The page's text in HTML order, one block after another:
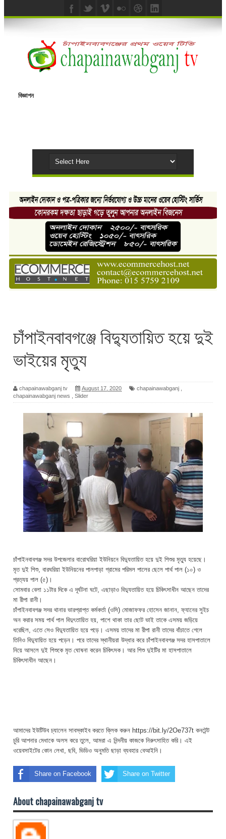
বিজ্ঞাপন
চাঁপাইনবাবগঞ্জে বিদ্যুতায়িত হয়ে দুই
ভাইয়ের মৃত্যু
chapainawabganj tv August 17, 2020 chapainawabganj
chapainawabganj news
Slider
চাঁপাইনবাবগঞ্জ সদর উপজেলার বারোঘরিয়া ইউনিয়নে বিদ্যুতায়িত হয়ে দুই শিশুর মৃত্যু হয়েছে।
মৃত দুই শিশু, বারঘরিয়া ইউনিয়নের পালপাড়া গ্রামের পরিমল পালের ছেলে পার্থ পাল (১০) ও
প্রত্যয় পাল (৫)।
সোমবার বেলা ১১টার দিকে এ দূর্ঘটনা ঘটে, এছাড়াও বিদ্যুতায়িত হয়ে চিকিৎসাধীন আছেন তাদের
মা রীপা রানী।
চাঁপাইনবাবগঞ্জ সদর থানার ভারপ্রাপ্ত কর্মকর্তা (ওসি) মোজাফফর হোসেন জানান, ফ্যানের সুইচ
অন করার সময় পার্থ পাল বিদুৎতায়িত হয়, পাশে থাকা তার ছোট ভাই তাকে এসময় জড়িয়ে
ধরেছিল, এতে সেও বিদ্যুতায়িত হয়ে পড়ে। এসময় তাদের মা রীপা রানী তাদের বাঁচাতে গেলে
তিনিও বিদ্যুায়িত হয়ে পড়েন। পরে তাদের স্থানীয়রা উদ্ধার করে চাঁপাইনবাবগঞ্জ সদর হাসপাতালে
নিয়ে আসলে দুই শিশুকে মৃত ঘোষনা করেন চিকিৎসক। আর শিশু দুইটির মা হাসপাতালে
চিকিৎসাধীন আছেন।
আমাদের ইউটিউব চ্যালেন সাবস্কাইব করতে ক্লিক করুন https://bit.ly/2Oe737t কনটেন্ট
চুরি আপনার মেধাকে অলস করে তুলে, আমরা এ নিন্দনীয় কাজকে নিরুৎসাহিত করি। এই
ওয়েবসাইটের কোন লেখা, ছবি, ভিডিও অনুমতি ছাড়া ব্যবহার বেআইনি।
Share on Facebook Share on Twitter
About chapainawabganj tv